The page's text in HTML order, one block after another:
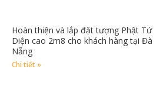
Hoàn thiện và lắp đặt tượng Phật Tứ
Diện cao 2m8 cho khách hàng tại Đà
Nẵng
Chi tiết »